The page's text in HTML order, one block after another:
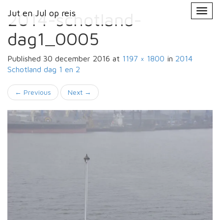
Jut en Jul op reis
Primary
Menu
Jut en Jul op reis
2014-schotland-
dag1_0005
Published 30 december 2016 at 1197 × 1800 in 2014
Schotland dag 1 en 2
← Previous Next →